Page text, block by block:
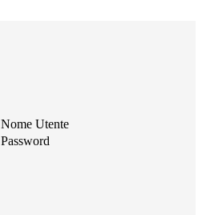
Nome Utente
Password